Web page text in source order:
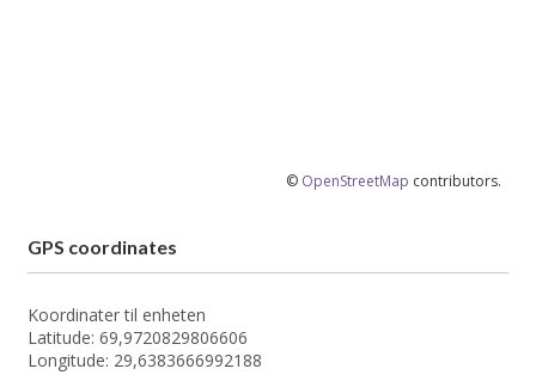
© OpenStreetMap contributors.
GPS coordinates
Koordinater til enheten
Latitude: 69,9720829806606
Longitude: 29,6383666992188